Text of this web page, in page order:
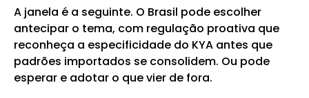
A janela é a seguinte. O Brasil pode escolher
antecipar o tema, com regulação proativa que
reconheça a especificidade do KYA antes que
padrões importados se consolidem. Ou pode
esperar e adotar o que vier de fora.